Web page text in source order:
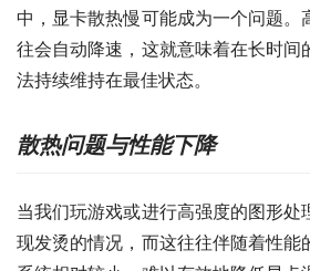
中，显卡散热慢可能成为一个问题。
往会自动降速，这就意味着在长时间
法持续维持在最佳状态。
散热问题与性能下降
当我们玩游戏或进行高强度的图形处
现发烫的情况，而这往往伴随着性能